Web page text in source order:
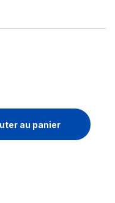
(3 ans) - 1
au panier